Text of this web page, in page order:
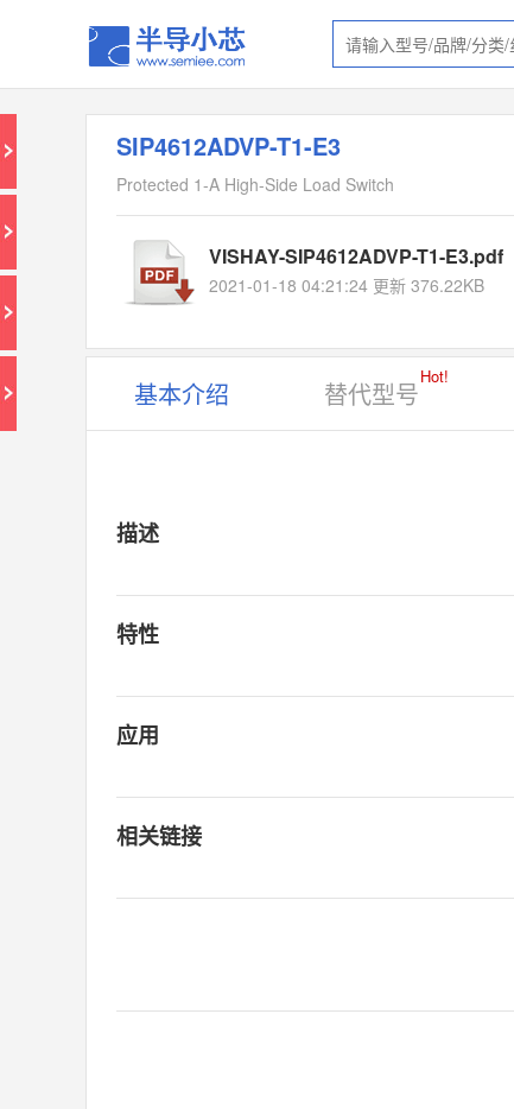
SIP4612ADVP-T1-E3
Protected 1-A High-Side Load Switch
VISHAY-SIP4612ADVP-T1-E3.pdf
2021-01-18 04:21:24 更新 376.22KB
基本介绍 替代型号
Hot!
描述
特性
应用
相关链接